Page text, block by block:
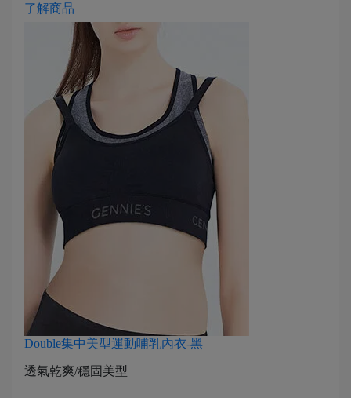
了解商品
Double集中美型運動哺乳內衣-黑
透氣乾爽/穩固美型